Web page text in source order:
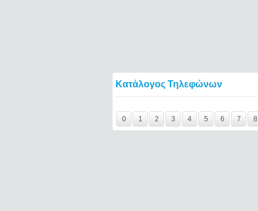
Κατάλογος Τηλεφώνων
0
1 2 3 4 5 6 7 8